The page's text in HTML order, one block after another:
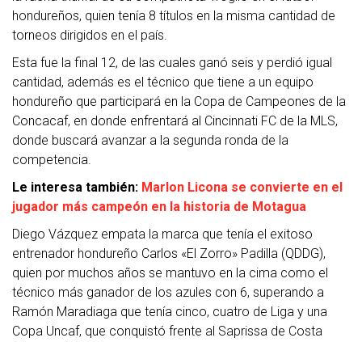
hondureños, quien tenía 8 títulos en la misma cantidad de
torneos dirigidos en el país.
Esta fue la final 12, de las cuales ganó seis y perdió igual
cantidad, además es el técnico que tiene a un equipo
hondureño que participará en la Copa de Campeones de la
Concacaf, en donde enfrentará al Cincinnati FC de la MLS,
donde buscará avanzar a la segunda ronda de la
competencia.
Le interesa también: Marlon Licona se convierte en el
jugador más campeón en la historia de Motagua
Diego Vázquez empata la marca que tenía el exitoso
entrenador hondureño Carlos «El Zorro» Padilla (QDDG),
quien por muchos años se mantuvo en la cima como el
técnico más ganador de los azules con 6, superando a
Ramón Maradiaga que tenía cinco, cuatro de Liga y una
Copa Uncaf, que conquistó frente al Saprissa de Costa